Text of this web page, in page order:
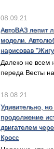
08.09.21
АвтоВАЗ лепит
модели.
нарисовав
Далеко не всем
переда Весты
18.08.21
Удивительно,
продолжение
двигателем
Кросс